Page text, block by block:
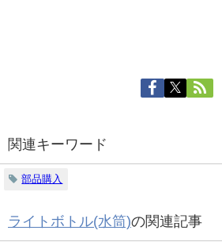
関連キーワード
部品購入
ライトボトル(水筒)の関連記事